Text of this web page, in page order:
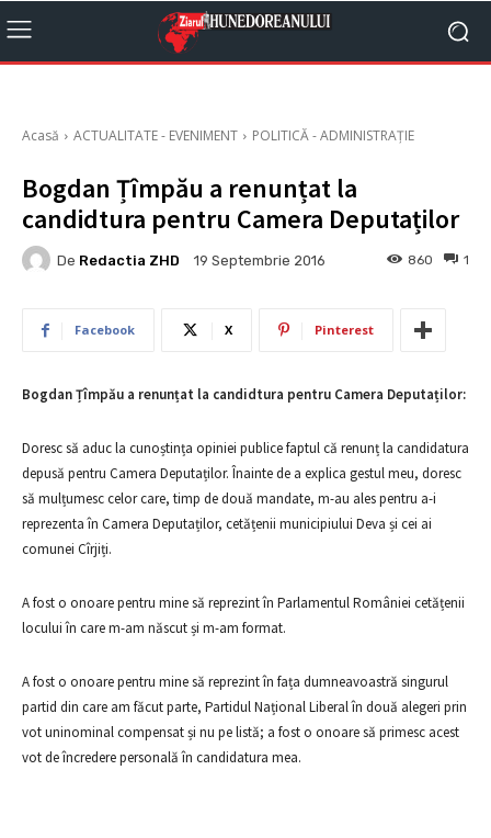
Acasă ACTUALITATE - EVENIMENT POLITICĂ - ADMINISTRAȚIE
Bogdan Țîmpău a renunțat la
candidtura pentru Camera Deputaților
De Redactia ZHD 19 Septembrie 2016 1
860
Facebook X Pinterest
Bogdan Țîmpău a renunțat la candidtura pentru Camera Deputaților:
Doresc să aduc la cunoștința opiniei publice faptul că renunț la candidatura
depusă pentru Camera Deputaților. Înainte de a explica gestul meu, doresc
să mulțumesc celor care, timp de două mandate, m-au ales pentru a-i
reprezenta în Camera Deputaților, cetățenii municipiului Deva și cei ai
comunei Cîrjiți.
A fost o onoare pentru mine să reprezint în Parlamentul României cetățenii
locului în care m-am născut și m-am format.
A fost o onoare pentru mine să reprezint în fața dumneavoastră singurul
partid din care am făcut parte, Partidul Național Liberal în două alegeri prin
vot uninominal compensat și nu pe listă; a fost o onoare să primesc acest
vot de încredere personală în candidatura mea.